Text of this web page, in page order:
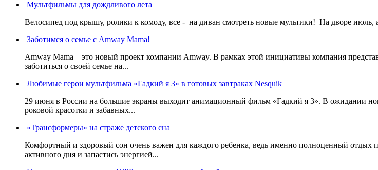
Мультфильмы для дождливого лета
Велосипед под крышу, ролики к комоду, все - на диван смотреть новые мультики! На дворе июль,
Заботимся о семье с Amway Mama!
Amway Mama – это новый проект компании Amway. В рамках этой инициативы компания
заботиться о своей семье на...
Любимые герои мультфильма «Гадкий я 3» в готовых завтраках Nesquik
29 июня в России на большие экраны выходит анимационный фильм «Гадкий я 3». В ожидании
роковой красотки и забавных...
«Трансформеры» на страже детского сна
Комфортный и здоровый сон очень важен для каждого ребенка, ведь именно полноценный отдых
активного дня и запастись энергией...